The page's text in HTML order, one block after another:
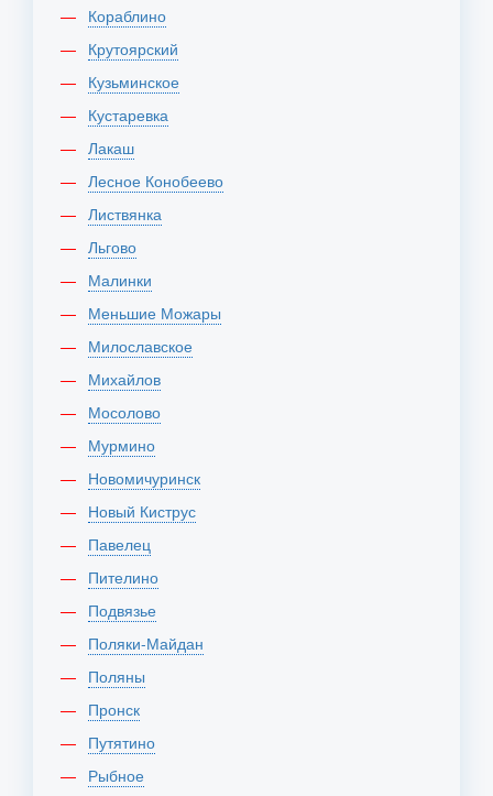
Кораблино
Крутоярский
Кузьминское
Кустаревка
Лакаш
Лесное Конобеево
Листвянка
Льгово
Малинки
Меньшие Можары
Милославское
Михайлов
Мосолово
Мурмино
Новомичуринск
Новый Киструс
Павелец
Пителино
Подвязье
Поляки-Майдан
Поляны
Пронск
Путятино
Рыбное